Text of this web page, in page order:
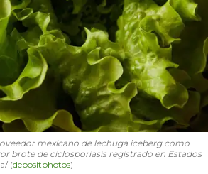
mexicano de lechuga iceberg como
brote de ciclosporiasis registrado en Estados
(depositphotos)